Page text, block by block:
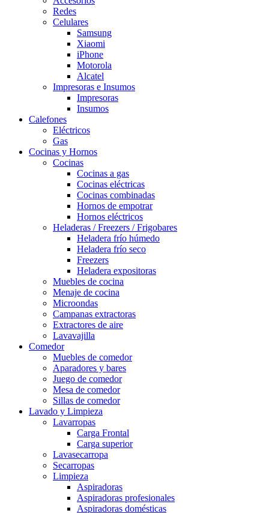
Redes
Celulares
Samsung
Xiaomi
iPhone
Motorola
Alcatel
Impresoras e Insumos
Impresoras
Insumos
Calefones
Eléctricos
Gas
Cocinas y Hornos
Cocinas
Cocinas a gas
Cocinas eléctricas
Cocinas combinadas
Hornos de empotrar
Hornos eléctricos
Heladeras / Freezers / Frigobares
Heladera frío húmedo
Heladera frío seco
Freezers
Heladera expositoras
Muebles de cocina
Menaje de cocina
Microondas
Campanas extractoras
Extractores de aire
Lavavajilla
Comedor
Muebles de comedor
Aparadores y bares
Juego de comedor
Mesa de comedor
Sillas de comedor
Lavado y Limpieza
Lavarropas
Carga Frontal
Carga superior
Lavasecarropa
Secarropas
Limpieza
Aspiradoras
Aspiradoras profesionales
Aspiradoras domésticas